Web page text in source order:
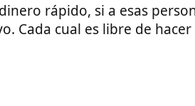
rápido, si a esas
Cada cual es libre de